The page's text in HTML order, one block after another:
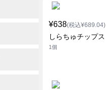
¥638(税込¥689.04)
しらちゅチップス
1個